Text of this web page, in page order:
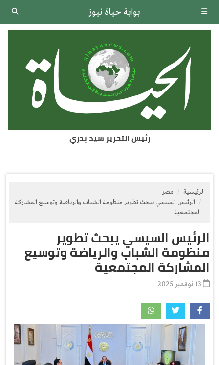
بوابة حياة نيوز
رئيس التحرير سيد بدري
الرئيسية
مصر
الرئيس السيسي يبحث تطوير منظومة الشباب والرياضة وتوسيع المشاركة
المجتمعية
الرئيس السيسي يبحث تطوير
منظومة الشباب والرياضة وتوسيع
المشاركة المجتمعية